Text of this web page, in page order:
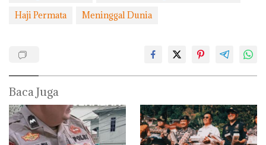
Haji Permata
Meninggal Dunia
Baca Juga